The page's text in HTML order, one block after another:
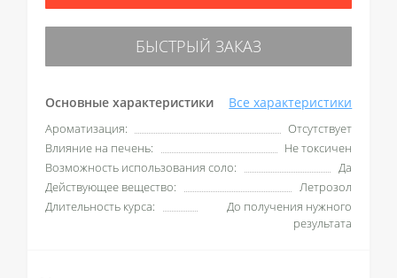
Основные характеристики Все характеристики
Ароматизация:
Отсутствует
Влияние на печень:
Не токсичен
Возможность использования соло:
Да
Действующее вещество:
Летрозол
Длительность курса:
До получения нужного
результата
БЫСТРЫЙ ЗАКАЗ